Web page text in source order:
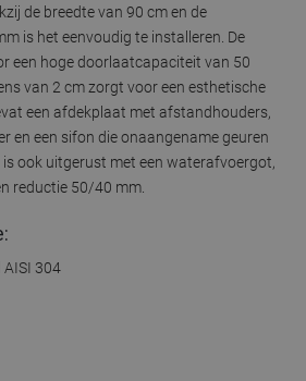
de breedte van 90 cm en de
is het eenvoudig te installeren. De
een hoge doorlaatcapaciteit van 50
van 2 cm zorgt voor een esthetische
een afdekplaat met afstandhouders,
en een sifon die onaangename geuren
ook uitgerust met een waterafvoergot,
reductie 50/40 mm.
304